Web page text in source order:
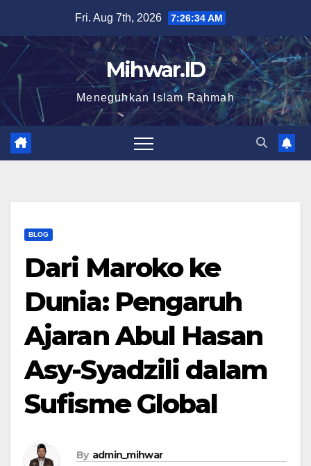
content
Fri. Aug 7th, 2026 7:26:35 AM
Mihwar.ID
Meneguhkan Islam Rahmah
BLOG
Dari Maroko ke
Dunia: Pengaruh
Ajaran Abul Hasan
Asy-Syadzili dalam
Sufisme Global
By admin_mihwar